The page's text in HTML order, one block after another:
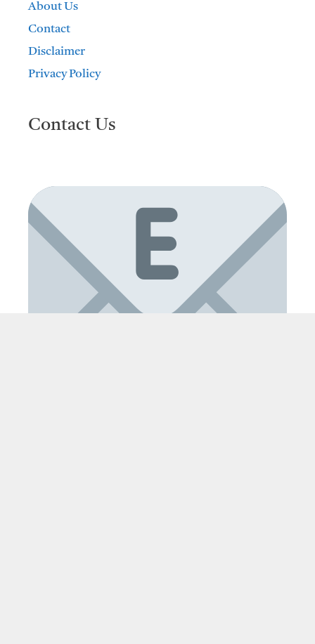
About Us
Contact
Disclaimer
Privacy Policy
Contact Us